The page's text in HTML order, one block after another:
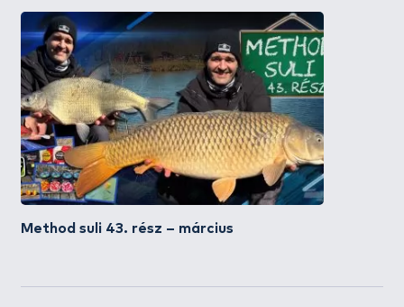
Method suli 43. rész – március